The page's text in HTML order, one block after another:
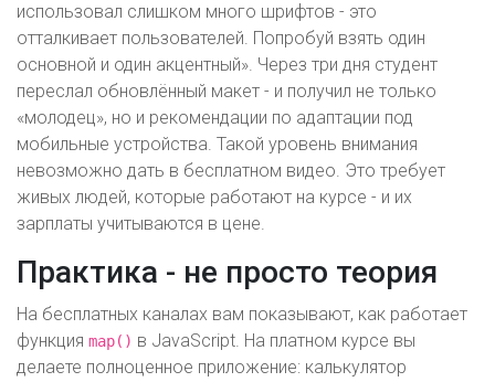
использовал слишком много шрифтов - это
отталкивает пользователей. Попробуй взять один
основной и один акцентный». Через три дня студент
переслал обновлённый макет - и получил не только
«молодец», но и рекомендации по адаптации под
мобильные устройства. Такой уровень внимания
невозможно дать в бесплатном видео. Это требует
живых людей, которые работают на курсе - и их
зарплаты учитываются в цене.
Практика - не просто теория
На бесплатных каналах вам показывают, как работает
функция map() в JavaScript. На платном курсе вы
делаете полноценное приложение: калькулятор